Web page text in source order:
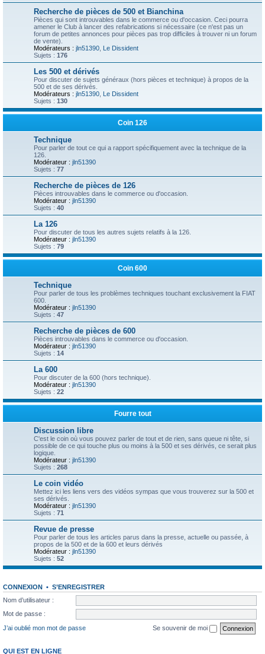
Recherche de pièces de 500 et Bianchina
Pièces qui sont introuvables dans le commerce ou d'occasion. Ceci pourra
amener le Club à lancer des refabrications si nécessaire (ce n'est pas un
forum de petites annonces pour pièces pas trop difficiles à trouver ni un forum
de vente).
Modérateurs : jln51390 Le Dissident
Sujets : 176
Les 500 et dérivés
Pour discuter de sujets généraux (hors pièces et technique) à propos de la
500 et de ses dérivés.
Modérateurs : jln51390 Le Dissident
Sujets : 130
Coin 126
Technique
Pour parler de tout ce qui a rapport spécifiquement avec la technique de la
126.
Modérateur : jln51390
Sujets : 77
Recherche de pièces de 126
Pièces introuvables dans le commerce ou d'occasion.
Modérateur : jln51390
Sujets : 40
La 126
Pour discuter de tous les autres sujets relatifs à la 126.
Modérateur : jln51390
Sujets : 79
Coin 600
Technique
Pour parler de tous les problèmes techniques touchant exclusivement la FIAT
600.
Modérateur : jln51390
Sujets : 47
Recherche de pièces de 600
Pièces introuvables dans le commerce ou d'occasion.
Modérateur : jln51390
Sujets : 14
La 600
Pour discuter de la 600 (hors technique).
Modérateur : jln51390
Sujets : 22
Fourre tout
Discussion libre
C'est le coin où vous pouvez parler de tout et de rien, sans queue ni tête, si
possible de ce qui touche plus ou moins à la 500 et ses dérivés, ce serait plus
logique.
Modérateur : jln51390
Sujets : 268
Le coin vidéo
Mettez ici les liens vers des vidéos sympas que vous trouverez sur la 500 et
ses dérivés.
Modérateur : jln51390
Sujets : 71
Revue de presse
Pour parler de tous les articles parus dans la presse, actuelle ou passée, à
propos de la 500 et de la 600 et leurs dérivés
Modérateur : jln51390
Sujets : 52
CONNEXION • S’ENREGISTRER
Nom d’utilisateur :
Mot de passe :
J’ai oublié mon mot de passe
Se souvenir de moi
QUI EST EN LIGNE